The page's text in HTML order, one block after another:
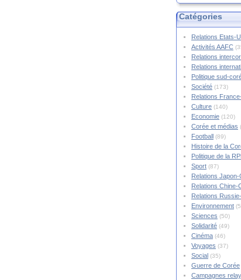
Catégories
Relations Etats-
Activités AAFC
Relations
Relations
Politique sud-
Société (173)
Relations
Culture (140)
Economie (120)
Corée et médias
Football (89)
Histoire de la
Politique de la
Sport (87)
Relations Japon-
Relations Chine-
Relations
Environnement
Sciences (50)
Solidarité (49)
Cinéma (46)
Voyages (37)
Social (35)
Guerre de Corée
Campagnes